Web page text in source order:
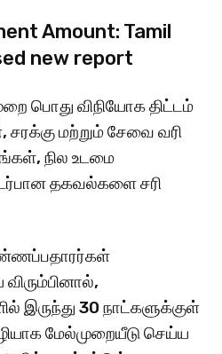
Amount: Tamil
new report
பொது விநியோக திட்டம்
மற்றும் சேவை வரி
நில உடமை
தகவல்களை சரி
இருந்து 30 நாட்களுக்குள்
மேல்முறையீடு செய்ய